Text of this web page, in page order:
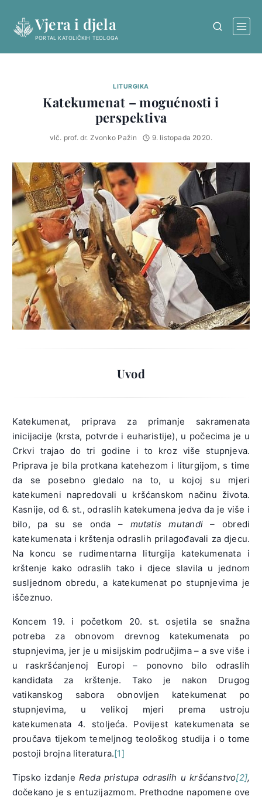
content
Vjera i djela
PORTAL KATOLIČKIH TEOLOGA
LITURGIKA
Katekumenat – mogućnosti i
perspektiva
vlč. prof. dr. Zvonko Pažin 9. listopada 2020.
Uvod
Katekumenat, priprava za primanje sakramenata
inicijacije (krsta, potvrde i euharistije), u počecima je u
Crkvi trajao do tri godine i to kroz više stupnjeva.
Priprava je bila protkana katehezom i liturgijom, s time
da se posebno gledalo na to, u kojoj su mjeri
katekumeni napredovali u kršćanskom načinu života.
Kasnije, od 6. st., odraslih katekumena jedva da je više i
bilo, pa su se onda – mutatis mutandi – obredi
katekumenata i krštenja odraslih prilagođavali za djecu.
Na koncu se rudimentarna liturgija katekumenata i
krštenje kako odraslih tako i djece slavila u jednom
susljednom obredu, a katekumenat po stupnjevima je
iščeznuo.
Koncem 19. i početkom 20. st. osjetila se snažna
potreba za obnovom drevnog katekumenata po
stupnjevima, jer je u misijskim područjima – a sve više i
u raskršćanjenoj Europi – ponovno bilo odraslih
kandidata za krštenje. Tako je nakon Drugog
vatikanskog sabora obnovljen katekumenat po
stupnjevima, u velikoj mjeri prema ustroju
katekumenata 4. stoljeća. Povijest katekumenata se
proučava tijekom temeljnog teološkog studija i o tome
postoji brojna literatura.[1]
Tipsko izdanje Reda pristupa odraslih u kršćanstvo[2],
dočekano je s entuzijazmom. Prethodne napomene ove